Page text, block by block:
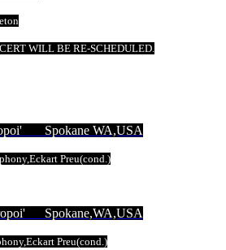
WILL BE RE-SCHEDULED.
Spokane WA,USA
Preu(cond.)
Spokane,WA,USA
Preu(cond.)